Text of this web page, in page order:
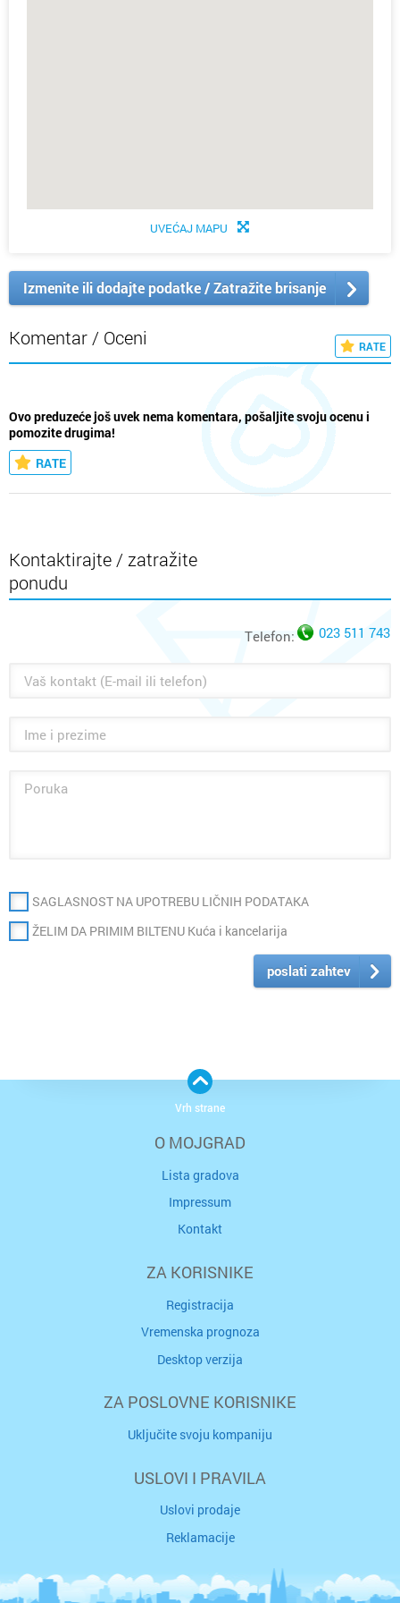
UVEĆAJ MAPU
Izmenite ili dodajte podatke / Zatražite brisanje
Komentar / Oceni RATE
Ovo preduzeće još uvek nema komentara, pošaljite svoju ocenu i
pomozite drugima!
RATE
Kontaktirajte / zatražite
ponudu
Telefon: 023 511 743
SAGLASNOST NA UPOTREBU LIČNIH PODATAKA
ŽELIM DA PRIMIM BILTENU Kuća i kancelarija
poslati zahtev
O MOJGRAD
Lista gradova
Impressum
Kontakt
ZA KORISNIKE
Registracija
Vremenska prognoza
Desktop verzija
ZA POSLOVNE KORISNIKE
Uključite svoju kompaniju
USLOVI I PRAVILA
Uslovi prodaje
Reklamacije
Vrh strane